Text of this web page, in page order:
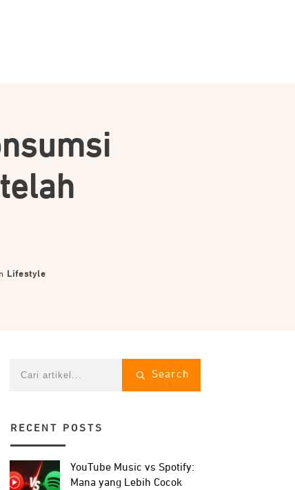
Lifestyle
Search
RECENT POSTS
YouTube Music vs Spotify:
Mana yang Lebih Cocok